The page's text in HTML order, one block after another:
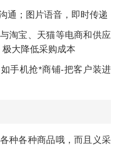
通；图片语音，即时传递
淘宝、天猫等电商和供应
大降低采购成本
手机抢*商铺-把客户装进
种各种商品哦，而且义采